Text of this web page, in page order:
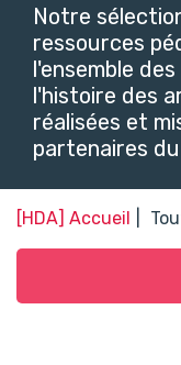
Notre
ressources
l'ensemble
l'histoire des
réalisées et
partenaires
[HDA] Accueil